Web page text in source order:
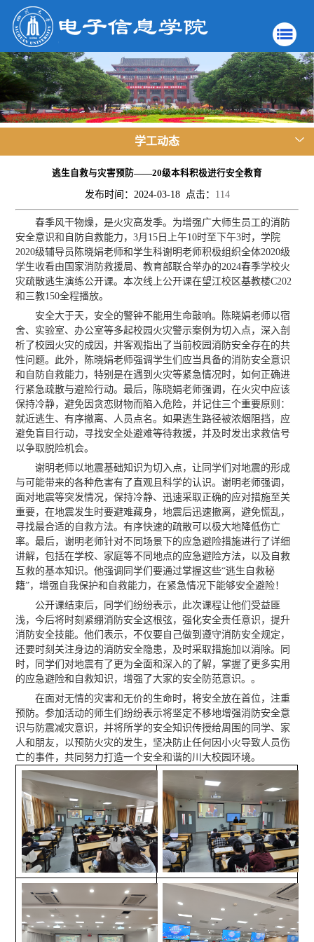
学工动态
逃生自救与灾害预防——20级本科积极进行安全教育
发布时间：2024-03-18 点击： 114
春季风干物燥，是火灾高发季。为增强广大师生员工的消防
安全意识和自防自救能力，3月15日上午10时至下午3时，学院
2020级辅导员陈晓娟老师和学生科谢明老师积极组织全体2020级
学生收看由国家消防救援局、教育部联合举办的2024春季学校火
灾疏散逃生演练公开课。本次线上公开课在望江校区基教楼C202
和三教150全程播放。
安全大于天，安全的警钟不能用生命敲响。陈晓娟老师以宿
舍、实验室、办公室等多起校园火灾警示案例为切入点，深入剖
析了校园火灾的成因，并客观指出了当前校园消防安全存在的共
性问题。此外，陈晓娟老师强调学生们应当具备的消防安全意识
和自防自救能力，特别是在遇到火灾等紧急情况时，如何正确进
行紧急疏散与避险行动。最后，陈晓娟老师强调，在火灾中应该
保持冷静，避免因贪恋财物而陷入危险，并记住三个重要原则：
就近逃生、有序撤离、人员点名。如果逃生路径被浓烟阻挡，应
避免盲目行动，寻找安全处避难等待救援，并及时发出求救信号
以争取脱险机会。
谢明老师以地震基础知识为切入点，让同学们对地震的形成
与可能带来的各种危害有了直观且科学的认识。谢明老师强调，
面对地震等突发情况，保持冷静、迅速采取正确的应对措施至关
重要，在地震发生时要避难藏身，地震后迅速撤离，避免慌乱，
寻找最合适的自救方法。有序快速的疏散可以极大地降低伤亡
率。最后，谢明老师针对不同场景下的应急避险措施进行了详细
讲解，包括在学校、家庭等不同地点的应急避险方法，以及自救
互救的基本知识。他强调同学们要通过掌握这些“逃生自救秘
籍”，增强自我保护和自救能力，在紧急情况下能够安全避险！
公开课结束后，同学们纷纷表示，此次课程让他们受益匪
浅，今后将时刻紧绷消防安全这根弦，强化安全责任意识，提升
消防安全技能。他们表示，不仅要自己做到遵守消防安全规定，
还要时刻关注身边的消防安全隐患，及时采取措施加以消除。同
时，同学们对地震有了更为全面和深入的了解，掌握了更多实用
的应急避险和自救知识，增强了大家的安全防范意识。。
在面对无情的灾害和无价的生命时，将安全放在首位，注重
预防。参加活动的师生们纷纷表示将坚定不移地增强消防安全意
识与防震减灾意识，并将所学的安全知识传授给周围的同学、家
人和朋友，以预防火灾的发生，坚决防止任何因小火导致人员伤
亡的事件，共同努力打造一个安全和谐的川大校园环境。